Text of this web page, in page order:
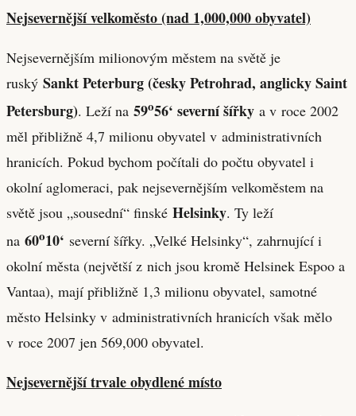
Nejsevernější velkoměsto (nad 1,000,000 obyvatel)
Nejsevernějším milionovým městem na světě je
ruský Sankt Peterburg (česky Petrohrad, anglicky Saint
Petersburg). Leží na 59o56‘ severní šířky a v roce 2002
měl přibližně 4,7 milionu obyvatel v administrativních
hranicích. Pokud bychom počítali do počtu obyvatel i
okolní aglomeraci, pak nejsevernějším velkoměstem na
světě jsou „sousední“ finské Helsinky. Ty leží
na 60o10‘ severní šířky. „Velké Helsinky“, zahrnující i
okolní města (největší z nich jsou kromě Helsinek Espoo a
Vantaa), mají přibližně 1,3 milionu obyvatel, samotné
město Helsinky v administrativních hranicích však mělo
v roce 2007 jen 569,000 obyvatel.
Nejsevernější trvale obydlené místo